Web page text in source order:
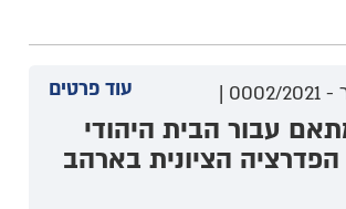
עוד פרטים |
עבור הבית היהודי
הציונית בארהב